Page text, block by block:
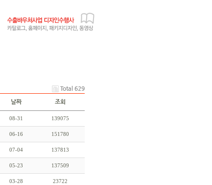
Total 629
날짜 조회
08-31 139075
06-16 151780
07-04 137813
05-23 137509
03-28 23722